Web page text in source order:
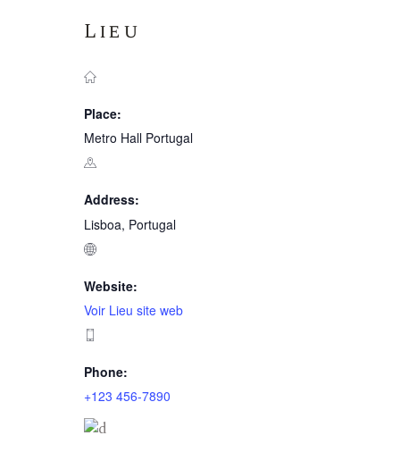
Lieu
Place:
Metro Hall Portugal
Address:
Lisboa, Portugal
Website:
Voir Lieu site web
Phone:
+123 456-7890